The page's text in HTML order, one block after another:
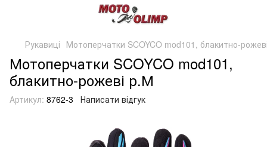
Рукавиці Мотоперчатки SCOYCO mod101, блакитно-
Мотоперчатки SCOYCO mod101,
блакитно-рожеві р.М
Артикул: 8762-3 Написати відгук